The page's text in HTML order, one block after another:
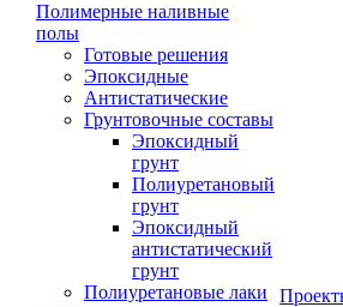
Полимерные наливные
полы
Готовые решения
Эпоксидные
Антистатические
Грунтовочные составы
Эпоксидный
грунт
Полиуретановый
грунт
Эпоксидный
антистатический
грунт
Полиуретановые лаки